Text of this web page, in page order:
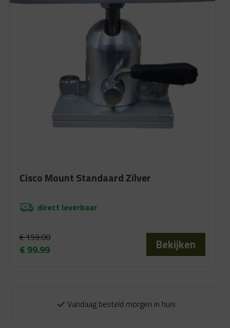
Cisco Mount Standaard Zilver
direct leverbaar
€159.00
€ 99.99
Bekijken
Vandaag besteld morgen in huis